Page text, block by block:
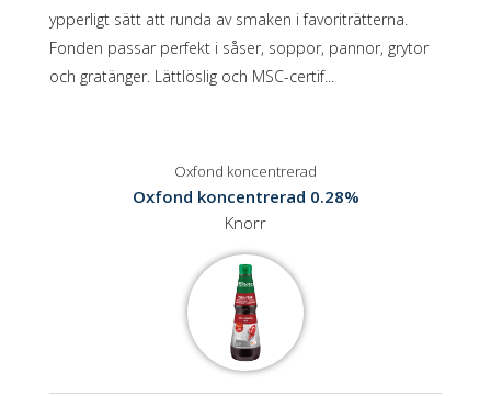
ypperligt sätt att runda av smaken i favoriträtterna.
Fonden passar perfekt i såser, soppor, pannor, grytor
och gratänger. Lättlöslig och MSC-certif...
Oxfond koncentrerad
Oxfond koncentrerad 0.28%
Knorr